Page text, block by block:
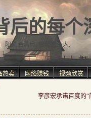
后的每个
阳光洒满肩, 仿佛自由人.
热卖 网络赚钱 视频欣赏